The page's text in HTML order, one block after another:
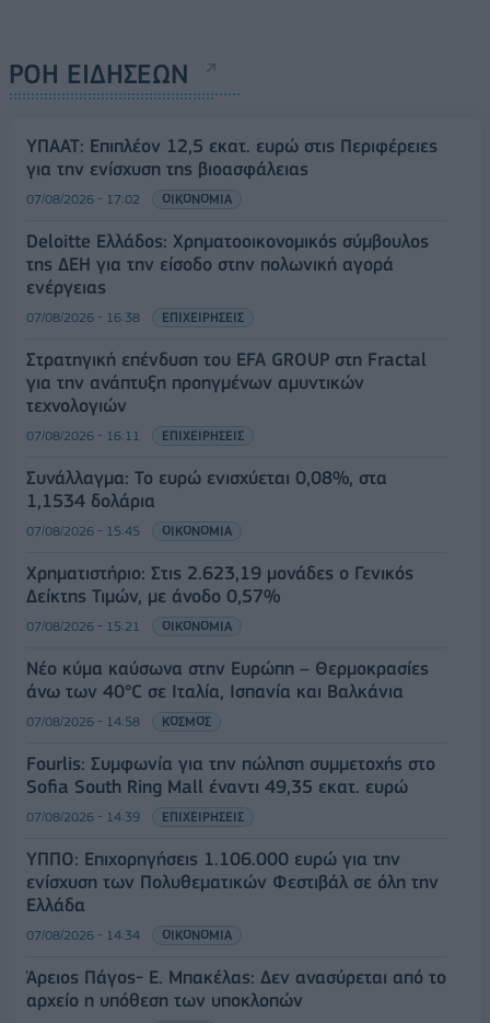
ΡΟΗ ΕΙΔΗΣΕΩΝ
ΥΠΑΑΤ: Επιπλέον 12,5 εκατ. ευρώ στις Περιφέρειες
για την ενίσχυση της βιοασφάλειας
07/08/2026 - 17:02 ΟΙΚΟΝΟΜΙΑ
Deloitte Ελλάδος: Χρηματοοικονομικός σύμβουλος
της ΔΕΗ για την είσοδο στην πολωνική αγορά
ενέργειας
07/08/2026 - 16:38 ΕΠΙΧΕΙΡΗΣΕΙΣ
Στρατηγική επένδυση του EFA GROUP στη Fractal
για την ανάπτυξη προηγμένων αμυντικών
τεχνολογιών
07/08/2026 - 16:11 ΕΠΙΧΕΙΡΗΣΕΙΣ
Συνάλλαγμα: Το ευρώ ενισχύεται 0,08%, στα
1,1534 δολάρια
07/08/2026 - 15:45 ΟΙΚΟΝΟΜΙΑ
Χρηματιστήριο: Στις 2.623,19 μονάδες ο Γενικός
Δείκτης Τιμών, με άνοδο 0,57%
07/08/2026 - 15:21 ΟΙΚΟΝΟΜΙΑ
Νέο κύμα καύσωνα στην Ευρώπη – Θερμοκρασίες
άνω των 40°C σε Ιταλία, Ισπανία και Βαλκάνια
07/08/2026 - 14:58 ΚΟΣΜΟΣ
Fourlis: Συμφωνία για την πώληση συμμετοχής στο
Sofia South Ring Mall έναντι 49,35 εκατ. ευρώ
07/08/2026 - 14:39 ΕΠΙΧΕΙΡΗΣΕΙΣ
ΥΠΠΟ: Επιχορηγήσεις 1.106.000 ευρώ για την
ενίσχυση των Πολυθεματικών Φεστιβάλ σε όλη την
Ελλάδα
07/08/2026 - 14:34 ΟΙΚΟΝΟΜΙΑ
Άρειος Πάγος- Ε. Μπακέλας: Δεν ανασύρεται από το
αρχείο η υπόθεση των υποκλοπών